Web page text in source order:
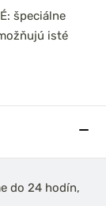
špeciálne
isté
do 24 hodín,